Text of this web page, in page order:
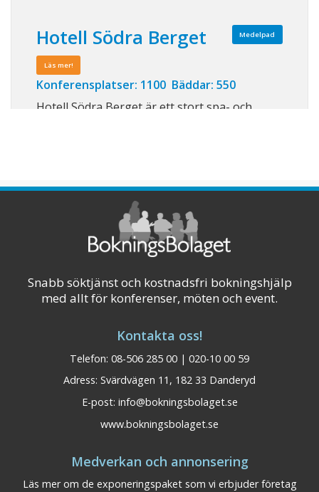
Medelpad
Hotell Södra Berget
Läs mer!
Konferensplatser: 1100 Bäddar: 550
Hotell Södra Berget är ett stort spa- och
tågstation och 25 min till Sundsvalls flygplats.
Den stora anläggningen kan erbjuda all ...
Visa på karta
Snabb söktjänst och kostnadsfri bokningshjälp
med allt för konferenser, möten och event.
Kontakta oss!
Telefon: 08-506 285 00 | 020-10 00 59
Adress: Svärdvägen 11, 182 33 Danderyd
E-post: info@bokningsbolaget.se
www.bokningsbolaget.se
Medverkan och annonsering
Läs mer om de exponeringspaket som vi erbjuder företag